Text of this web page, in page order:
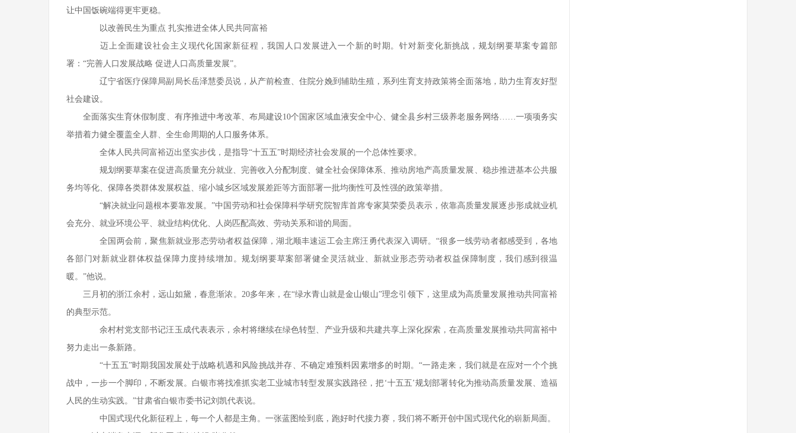
让中国饭碗端得更牢更稳。
以改善民生为重点 扎实推进全体人民共同富裕
迈上全面建设社会主义现代化国家新征程，我国人口发展进入一个新的时期。针对新变化新挑战，规划纲要草案专篇部
署：“完善人口发展战略 促进人口高质量发展”。
辽宁省医疗保障局副局长岳泽慧委员说，从产前检查、住院分娩到辅助生殖，系列生育支持政策将全面落地，助力生育友好型
社会建设。
全面落实生育休假制度、有序推进中考改革、布局建设10个国家区域血液安全中心、健全县乡村三级养老服务网络……一项项务实
举措着力健全覆盖全人群、全生命周期的人口服务体系。
全体人民共同富裕迈出坚实步伐，是指导“十五五”时期经济社会发展的一个总体性要求。
规划纲要草案在促进高质量充分就业、完善收入分配制度、健全社会保障体系、推动房地产高质量发展、稳步推进基本公共服
务均等化、保障各类群体发展权益、缩小城乡区域发展差距等方面部署一批均衡性可及性强的政策举措。
“解决就业问题根本要靠发展。”中国劳动和社会保障科学研究院智库首席专家莫荣委员表示，依靠高质量发展逐步形成就业机
会充分、就业环境公平、就业结构优化、人岗匹配高效、劳动关系和谐的局面。
全国两会前，聚焦新就业形态劳动者权益保障，湖北顺丰速运工会主席汪勇代表深入调研。“很多一线劳动者都感受到，各地
各部门对新就业群体权益保障力度持续增加。规划纲要草案部署健全灵活就业、新就业形态劳动者权益保障制度，我们感到很温
暖。”他说。
三月初的浙江余村，远山如黛，春意渐浓。20多年来，在“绿水青山就是金山银山”理念引领下，这里成为高质量发展推动共同富裕
的典型示范。
余村村党支部书记汪玉成代表表示，余村将继续在绿色转型、产业升级和共建共享上深化探索，在高质量发展推动共同富裕中
努力走出一条新路。
“十五五”时期我国发展处于战略机遇和风险挑战并存、不确定难预料因素增多的时期。“一路走来，我们就是在应对一个个挑
战中，一步一个脚印，不断发展。白银市将找准抓实老工业城市转型发展实践路径，把‘十五五’规划部署转化为推动高质量发展、造福
人民的生动实践。”甘肃省白银市委书记刘凯代表说。
中国式现代化新征程上，每一个人都是主角。一张蓝图绘到底，跑好时代接力赛，我们将不断开创中国式现代化的崭新局面。